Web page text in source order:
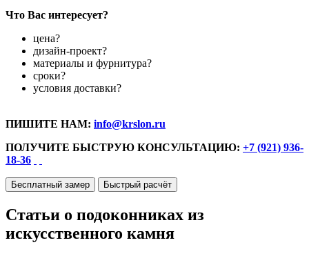
Что Вас интересует?
цена?
дизайн-проект?
материалы и фурнитура?
сроки?
условия доставки?
ПИШИТЕ НАМ: info@krslon.ru
ПОЛУЧИТЕ БЫСТРУЮ КОНСУЛЬТАЦИЮ: +7 (921) 936-
18-36
Бесплатный замер Быстрый расчёт
Статьи о подоконниках из
искусственного камня